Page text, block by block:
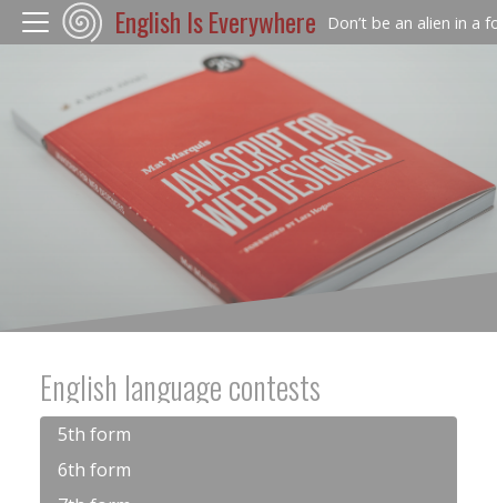
English Is Everywhere Don’t be an alien in a
English language contests
5th form
6th form